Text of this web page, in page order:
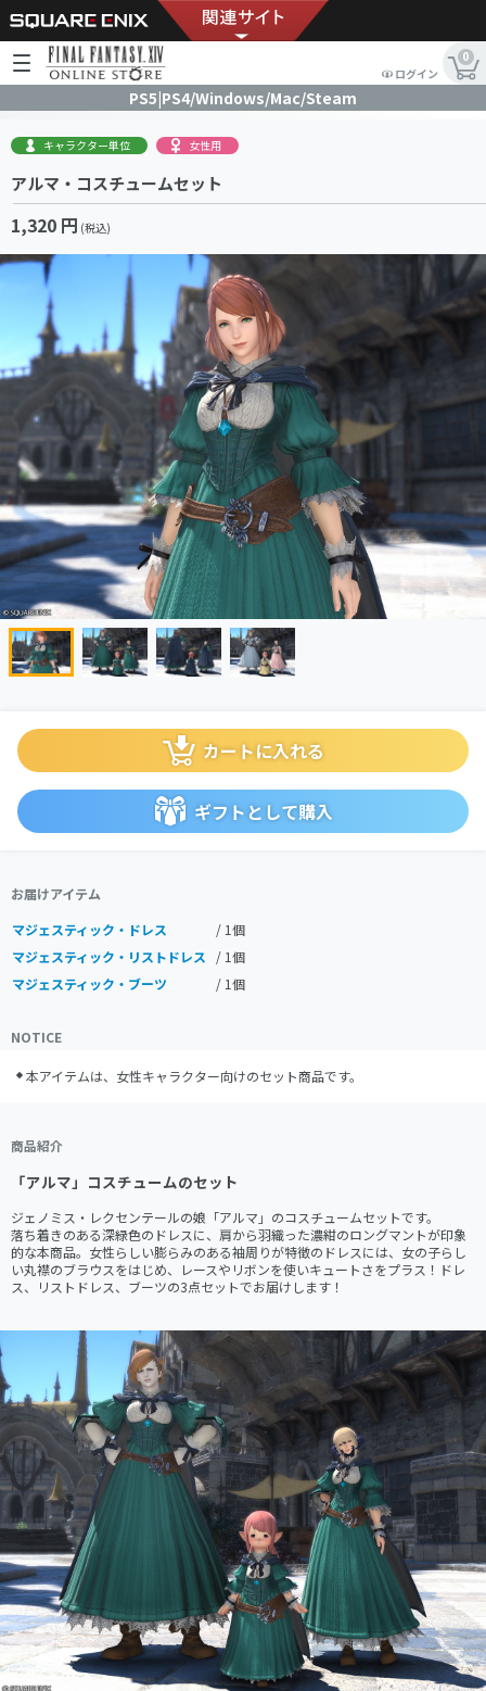
ログイン
0
PS5|PS4/Windows/Mac/Steam
キャラクター単位 女性用
アルマ・コスチュームセット
1,320 円 (税込)
カートに入れる
ギフトとして購入
お届けアイテム
マジェスティック・ドレス
/ 1個
マジェスティック・リストドレス
/ 1個
マジェスティック・ブーツ
/ 1個
NOTICE
本アイテムは、女性キャラクター向けのセット商品です。
商品紹介
「アルマ」コスチュームのセット
ジェノミス・レクセンテールの娘「アルマ」のコスチュームセットです。
落ち着きのある深緑色のドレスに、肩から羽織った濃紺のロングマントが印象
的な本商品。女性らしい膨らみのある袖周りが特徴のドレスには、女の子らし
い丸襟のブラウスをはじめ、レースやリボンを使いキュートさをプラス！ドレ
ス、リストドレス、ブーツの3点セットでお届けします！